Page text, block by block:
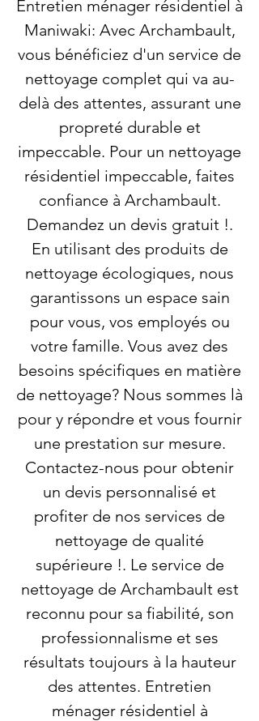
Entretien ménager résidentiel à
Maniwaki: Avec Archambault,
vous bénéficiez d'un service de
nettoyage complet qui va au-
delà des attentes, assurant une
propreté durable et
impeccable. Pour un nettoyage
résidentiel impeccable, faites
confiance à Archambault.
Demandez un devis gratuit !.
En utilisant des produits de
nettoyage écologiques, nous
garantissons un espace sain
pour vous, vos employés ou
votre famille. Vous avez des
besoins spécifiques en matière
de nettoyage? Nous sommes là
pour y répondre et vous fournir
une prestation sur mesure.
Contactez-nous pour obtenir
un devis personnalisé et
profiter de nos services de
nettoyage de qualité
supérieure !. Le service de
nettoyage de Archambault est
reconnu pour sa fiabilité, son
professionnalisme et ses
résultats toujours à la hauteur
des attentes. Entretien
ménager résidentiel à